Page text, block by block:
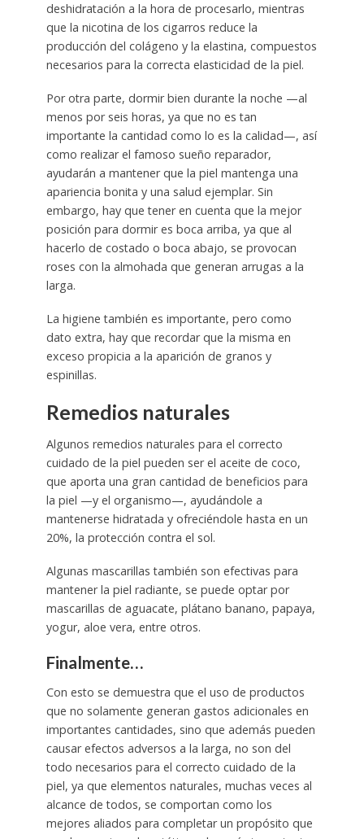
deshidratación a la hora de procesarlo, mientras
que la nicotina de los cigarros reduce la
producción del colágeno y la elastina, compuestos
necesarios para la correcta elasticidad de la piel.
Por otra parte, dormir bien durante la noche —al
menos por seis horas, ya que no es tan
importante la cantidad como lo es la calidad—, así
como realizar el famoso sueño reparador,
ayudarán a mantener que la piel mantenga una
apariencia bonita y una salud ejemplar. Sin
embargo, hay que tener en cuenta que la mejor
posición para dormir es boca arriba, ya que al
hacerlo de costado o boca abajo, se provocan
roses con la almohada que generan arrugas a la
larga.
La higiene también es importante, pero como
dato extra, hay que recordar que la misma en
exceso propicia a la aparición de granos y
espinillas.
Remedios naturales
Algunos remedios naturales para el correcto
cuidado de la piel pueden ser el aceite de coco,
que aporta una gran cantidad de beneficios para
la piel —y el organismo—, ayudándole a
mantenerse hidratada y ofreciéndole hasta en un
20%, la protección contra el sol.
Algunas mascarillas también son efectivas para
mantener la piel radiante, se puede optar por
mascarillas de aguacate, plátano banano, papaya,
yogur, aloe vera, entre otros.
Finalmente…
Con esto se demuestra que el uso de productos
que no solamente generan gastos adicionales en
importantes cantidades, sino que además pueden
causar efectos adversos a la larga, no son del
todo necesarios para el correcto cuidado de la
piel, ya que elementos naturales, muchas veces al
alcance de todos, se comportan como los
mejores aliados para completar un propósito que